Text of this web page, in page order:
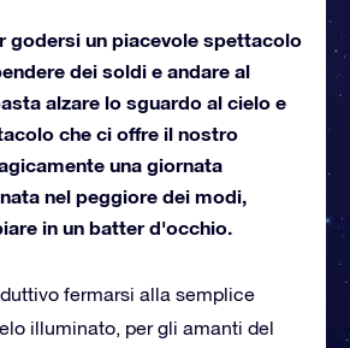
godersi un piacevole spettacolo
dei soldi e andare al
alzare lo sguardo al cielo e
che ci offre il nostro
una giornata
nel peggiore dei modi,
in un batter d'occhio.
fermarsi alla semplice
illuminato, per gli amanti del